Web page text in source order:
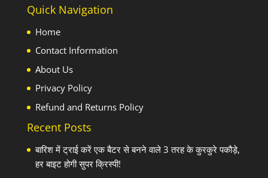
Quick Navigation
Home
Contact Information
About Us
Privacy Policy
Refund and Returns Policy
Recent Posts
बारिश में ट्राई करें एक बैटर से बनने वाले 3 तरह के कुरकुरे पकौड़े,
हर बाइट होगी सुपर क्रिस्पी!